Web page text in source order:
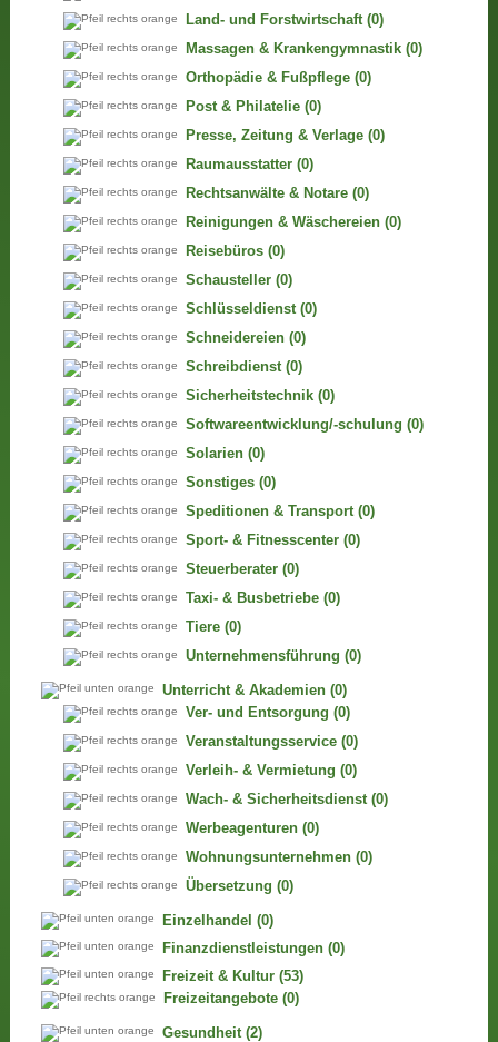
Land- und Forstwirtschaft (0)
Massagen & Krankengymnastik (0)
Orthopädie & Fußpflege (0)
Post & Philatelie (0)
Presse, Zeitung & Verlage (0)
Raumausstatter (0)
Rechtsanwälte & Notare (0)
Reinigungen & Wäschereien (0)
Reisebüros (0)
Schausteller (0)
Schlüsseldienst (0)
Schneidereien (0)
Schreibdienst (0)
Sicherheitstechnik (0)
Softwareentwicklung/-schulung (0)
Solarien (0)
Sonstiges (0)
Speditionen & Transport (0)
Sport- & Fitnesscenter (0)
Steuerberater (0)
Taxi- & Busbetriebe (0)
Tiere (0)
Unternehmensführung (0)
Unterricht & Akademien (0)
Ver- und Entsorgung (0)
Veranstaltungsservice (0)
Verleih- & Vermietung (0)
Wach- & Sicherheitsdienst (0)
Werbeagenturen (0)
Wohnungsunternehmen (0)
Übersetzung (0)
Einzelhandel (0)
Finanzdienstleistungen (0)
Freizeit & Kultur (53)
Freizeitangebote (0)
Gesundheit (2)